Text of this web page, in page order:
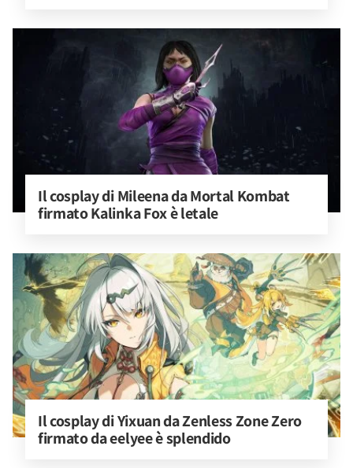
Il cosplay di Mileena da Mortal Kombat
firmato Kalinka Fox è letale
Il cosplay di Yixuan da Zenless Zone Zero
firmato da eelyee è splendido